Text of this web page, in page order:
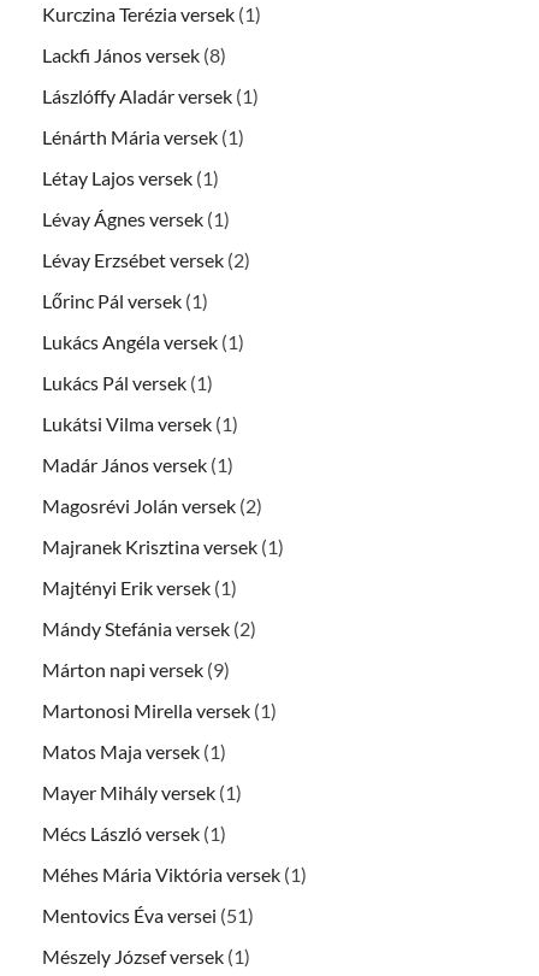
Kurczina Terézia versek (1)
Lackfi János versek (8)
Lászlóffy Aladár versek (1)
Lénárth Mária versek (1)
Létay Lajos versek (1)
Lévay Ágnes versek (1)
Lévay Erzsébet versek (2)
Lőrinc Pál versek (1)
Lukács Angéla versek (1)
Lukács Pál versek (1)
Lukátsi Vilma versek (1)
Madár János versek (1)
Magosrévi Jolán versek (2)
Majranek Krisztina versek (1)
Majtényi Erik versek (1)
Mándy Stefánia versek (2)
Márton napi versek (9)
Martonosi Mirella versek (1)
Matos Maja versek (1)
Mayer Mihály versek (1)
Mécs László versek (1)
Méhes Mária Viktória versek (1)
Mentovics Éva versei (51)
Mészely József versek (1)